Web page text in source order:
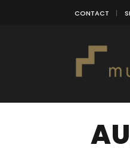
CONTACT